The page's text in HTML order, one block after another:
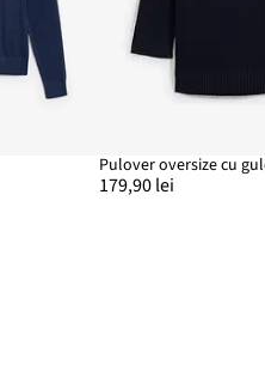
179,90 lei